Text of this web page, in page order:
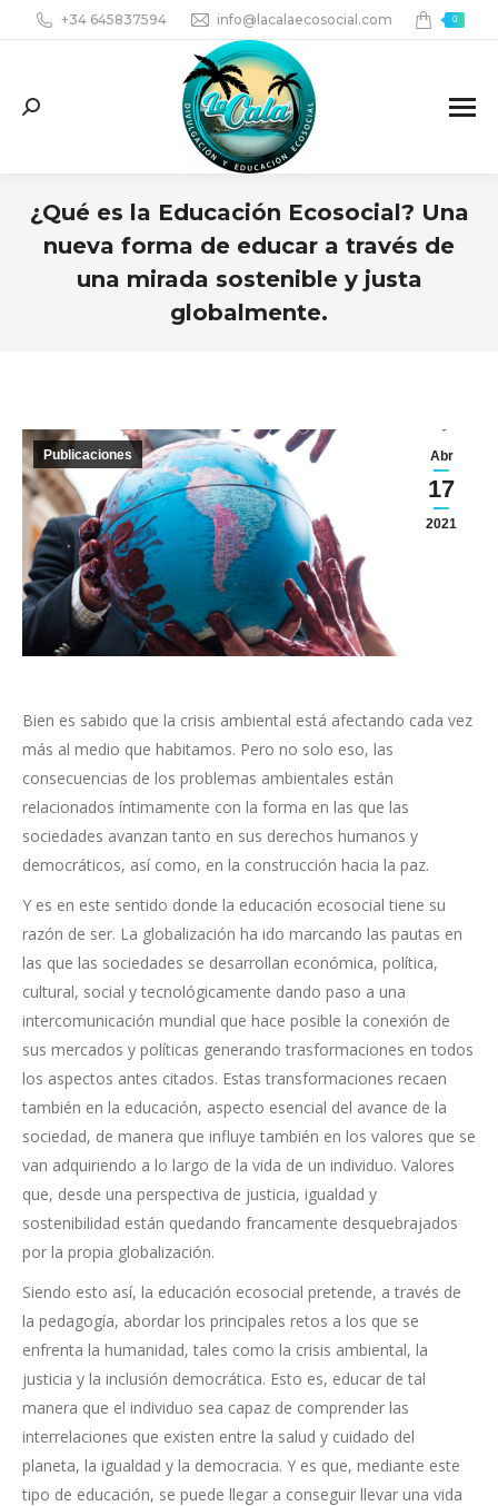
+34 645837594 info@lacalaecosocial.com 0
Search:
¿Qué es la Educación Ecosocial? Una
nueva forma de educar a través de
una mirada sostenible y justa
globalmente.
Abr
17
2021
Publicaciones
Bien es sabido que la crisis ambiental está afectando cada vez
más al medio que habitamos. Pero no solo eso, las
consecuencias de los problemas ambientales están
relacionados íntimamente con la forma en las que las
sociedades avanzan tanto en sus derechos humanos y
democráticos, así como, en la construcción hacia la paz.
Y es en este sentido donde la educación ecosocial tiene su
razón de ser. La globalización ha ido marcando las pautas en
las que las sociedades se desarrollan económica, política,
cultural, social y tecnológicamente dando paso a una
intercomunicación mundial que hace posible la conexión de
sus mercados y políticas generando trasformaciones en todos
los aspectos antes citados. Estas transformaciones recaen
también en la educación, aspecto esencial del avance de la
sociedad, de manera que influye también en los valores que se
van adquiriendo a lo largo de la vida de un individuo. Valores
que, desde una perspectiva de justicia, igualdad y
sostenibilidad están quedando francamente desquebrajados
por la propia globalización.
Siendo esto así, la educación ecosocial pretende, a través de
la pedagogía, abordar los principales retos a los que se
enfrenta la humanidad, tales como la crisis ambiental, la
justicia y la inclusión democrática. Esto es, educar de tal
manera que el individuo sea capaz de comprender las
interrelaciones que existen entre la salud y cuidado del
planeta, la igualdad y la democracia. Y es que, mediante este
tipo de educación, se puede llegar a conseguir llevar una vida